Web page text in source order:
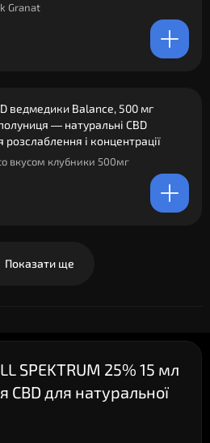
Granat
ведмедики Balance, 500 мг
— натуральні CBD
розслаблення і концентрації
вкусом клубники 500мг
Показати ще
SPEKTRUM 25% 15 мл
CBD для натуральної